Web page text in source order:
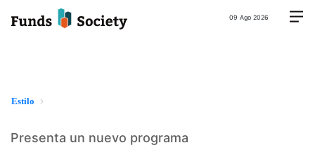
09 Ago 2026
Estilo
Presenta un nuevo programa